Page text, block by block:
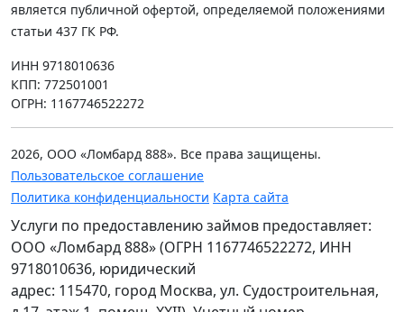
является публичной офертой, определяемой положениями
статьи 437 ГК РФ.
ИНН 9718010636
КПП: 772501001
ОГРН: 1167746522272
2026, ООО «Ломбард 888». Все права защищены.
Пользовательское соглашение
Политика конфиденциальности Карта сайта
Услуги по предоставлению займов предоставляет:
ООО «Ломбард 888» (ОГРН 1167746522272, ИНН
9718010636, юридический
адрес: 115470, город Москва, ул. Судостроительная,